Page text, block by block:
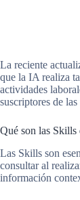
La reciente
que la IA realiza
actividades
suscriptores de
Qué son las
Las Skills son
consultar al
información